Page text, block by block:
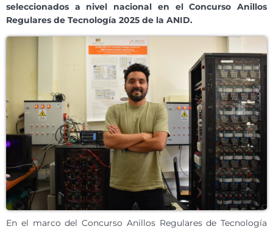
seleccionados a nivel nacional en el Concurso Anillos
Regulares de Tecnología 2025 de la ANID.
En el marco del Concurso Anillos Regulares de Tecnología